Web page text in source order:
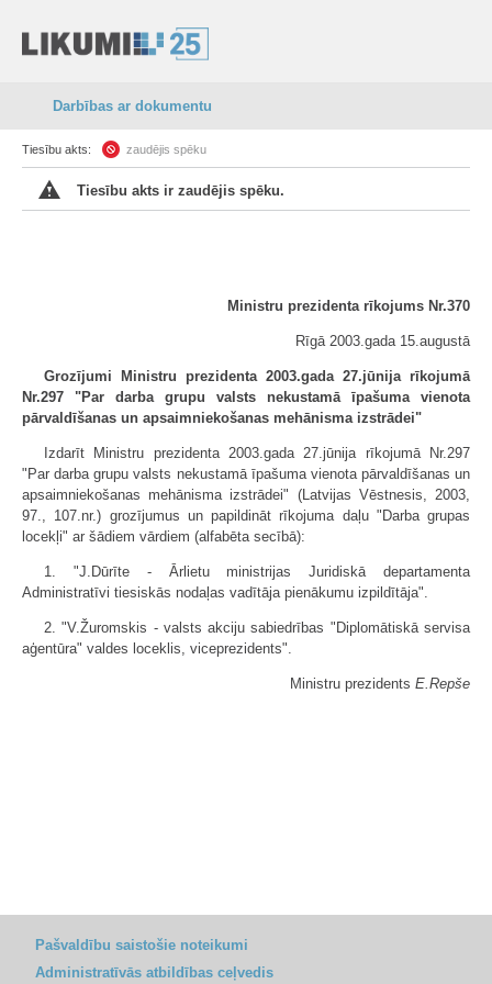
Darbības ar dokumentu
Tiesību akts: zaudējis spēku
Tiesību akts ir zaudējis spēku.
Ministru prezidenta rīkojums Nr.370
Rīgā 2003.gada 15.augustā
Grozījumi Ministru prezidenta 2003.gada 27.jūnija rīkojumā
Nr.297 "Par darba grupu valsts nekustamā īpašuma vienota
pārvaldīšanas un apsaimniekošanas mehānisma izstrādei"
Izdarīt Ministru prezidenta 2003.gada 27.jūnija rīkojumā Nr.297
"Par darba grupu valsts nekustamā īpašuma vienota pārvaldīšanas un
apsaimniekošanas mehānisma izstrādei" (Latvijas Vēstnesis, 2003,
97., 107.nr.) grozījumus un papildināt rīkojuma daļu "Darba grupas
locekļi" ar šādiem vārdiem (alfabēta secībā):
1. "J.Dūrīte - Ārlietu ministrijas Juridiskā departamenta
Administratīvi tiesiskās nodaļas vadītāja pienākumu izpildītāja".
2. "V.Žuromskis - valsts akciju sabiedrības "Diplomātiskā servisa
aģentūra" valdes loceklis, viceprezidents".
Ministru prezidents E.Repše
Pašvaldību saistošie noteikumi
Administratīvās atbildības ceļvedis